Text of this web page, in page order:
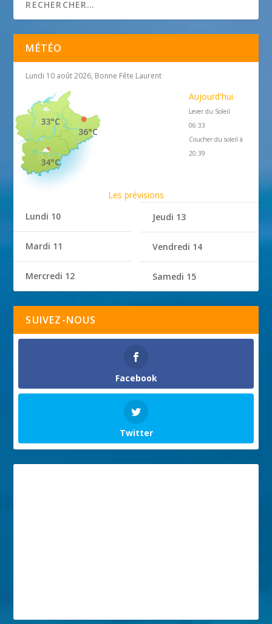
MÉTÉO
Lundi 10 août 2026, Bonne Fête Laurent
36°C
33°C
34°C
Aujourd'hui
Lever du Soleil
06:33
Coucher du soleil à
20:39
Les prévisions
Lundi 10
Mardi 11
Mercredi 12
Jeudi 13
Vendredi 14
Samedi 15
SUIVEZ-NOUS
Facebook
Twitter